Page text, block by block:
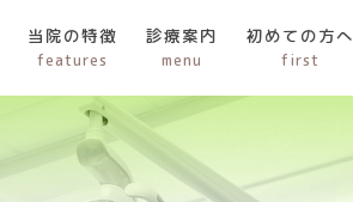
当院の特徴
features
診療案内
menu
初めての方へ
first